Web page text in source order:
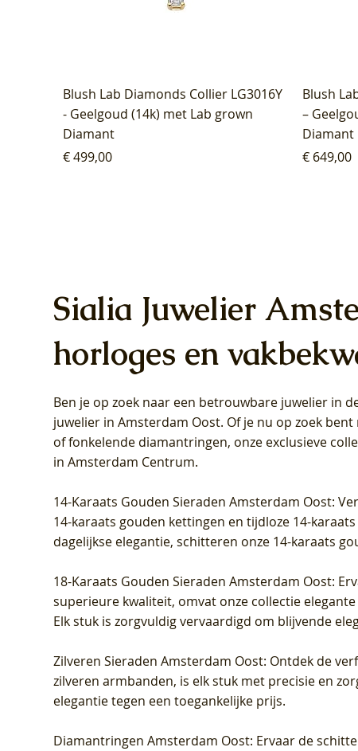
Blush Lab Diamonds Collier LG3016Y
- Geelgoud (14k) met Lab grown
Diamant
Prijs
€ 499,00
Blush
–
Diamant
Prijs
€ 649,00
Blush Lab Diamonds Oorhangers
LG9006Y/S - Geelgoud (14k) met Lab
grown Diamant
Blush
grown
Blush Lab Diamonds Collier LG3019Y
– Geelgoud (14k) met Lab grown
Diamant
Blush
Diamant
Blush Lab Diamonds Ring LG1031Y -
Geelgoud (14k) met Lab grown
Diamant
Blush
Diamant
Sialia Juwelier
horloges en
Ben je op zoek naar een betrouwbare juwelier in
juwelier in Amsterdam Oost. Of je nu op zoek
of fonkelende diamantringen, onze exclusieve
in Amsterdam Centrum.
14-Karaats Gouden Sieraden Amsterdam Oost:
14-karaats gouden kettingen en tijdloze 14-
dagelijkse elegantie, schitteren onze 14-karaats
18-Karaats Gouden Sieraden Amsterdam Oost:
superieure kwaliteit, omvat onze collectie
Elk stuk is zorgvuldig vervaardigd om blijvende
Zilveren Sieraden Amsterdam Oost: Ontdek de
zilveren armbanden, is elk stuk met precisie en
elegantie tegen een toegankelijke prijs.
Diamantringen Amsterdam Oost: Ervaar de